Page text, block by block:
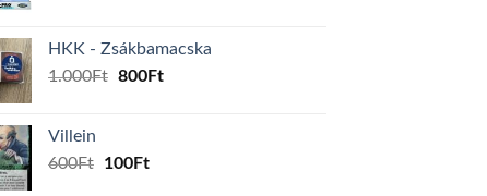
160Ft.150Ft.
HKK - Zsákbamacska
1.000Ft Original
800FtCurrent
Villein
600Ft
Original
100FtCurrent